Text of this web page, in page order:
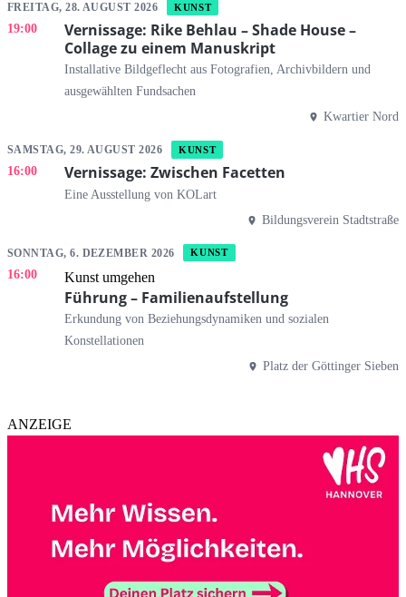
FREITAG, 28. AUGUST 2026 KUNST
19:00
Vernissage: Rike Behlau – Shade House –
Collage zu einem Manuskript
Installative Bildgeflecht aus Fotografien, Archivbildern und
ausgewählten Fundsachen
Kwartier Nord
SAMSTAG, 29. AUGUST 2026 KUNST
16:00 Vernissage: Zwischen Facetten
Eine Ausstellung von KOLart
Bildungsverein Stadtstraße
SONNTAG, 6. DEZEMBER 2026 KUNST
16:00 Kunst umgehen
Führung – Familienaufstellung
Erkundung von Beziehungsdynamiken und sozialen
Konstellationen
Platz der Göttinger Sieben
ANZEIGE